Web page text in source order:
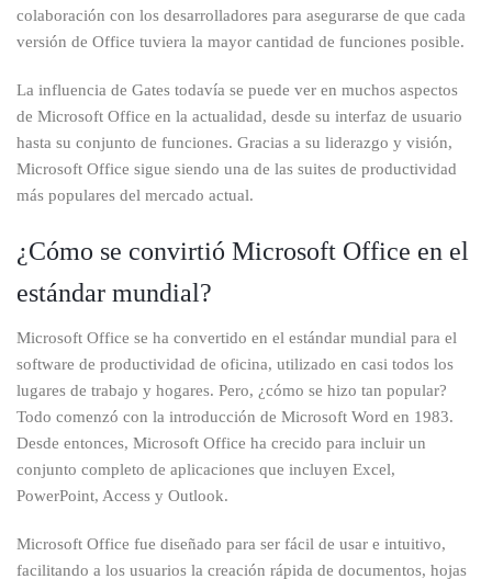
colaboración con los desarrolladores para asegurarse de que cada
versión de Office tuviera la mayor cantidad de funciones posible.
La influencia de Gates todavía se puede ver en muchos aspectos
de Microsoft Office en la actualidad, desde su interfaz de usuario
hasta su conjunto de funciones. Gracias a su liderazgo y visión,
Microsoft Office sigue siendo una de las suites de productividad
más populares del mercado actual.
¿Cómo se convirtió Microsoft Office en el
estándar mundial?
Microsoft Office se ha convertido en el estándar mundial para el
software de productividad de oficina, utilizado en casi todos los
lugares de trabajo y hogares. Pero, ¿cómo se hizo tan popular?
Todo comenzó con la introducción de Microsoft Word en 1983.
Desde entonces, Microsoft Office ha crecido para incluir un
conjunto completo de aplicaciones que incluyen Excel,
PowerPoint, Access y Outlook.
Microsoft Office fue diseñado para ser fácil de usar e intuitivo,
facilitando a los usuarios la creación rápida de documentos, hojas